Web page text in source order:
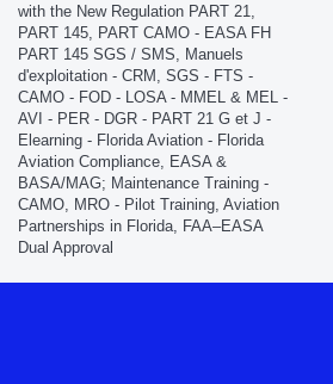
with the New Regulation PART 21,
PART 145, PART CAMO - EASA FH
PART 145 SGS / SMS, Manuels
d'exploitation - CRM, SGS - FTS -
CAMO - FOD - LOSA - MMEL & MEL -
AVI - PER - DGR - PART 21 G et J -
Elearning - Florida Aviation - Florida
Aviation Compliance, EASA &
BASA/MAG; Maintenance Training -
CAMO, MRO - Pilot Training, Aviation
Partnerships in Florida, FAA–EASA
Dual Approval